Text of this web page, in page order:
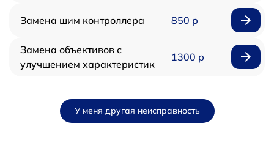
Замена шим контроллера 850 р
Замена объективов с
улучшением характеристик
1300 р
У меня другая неисправность